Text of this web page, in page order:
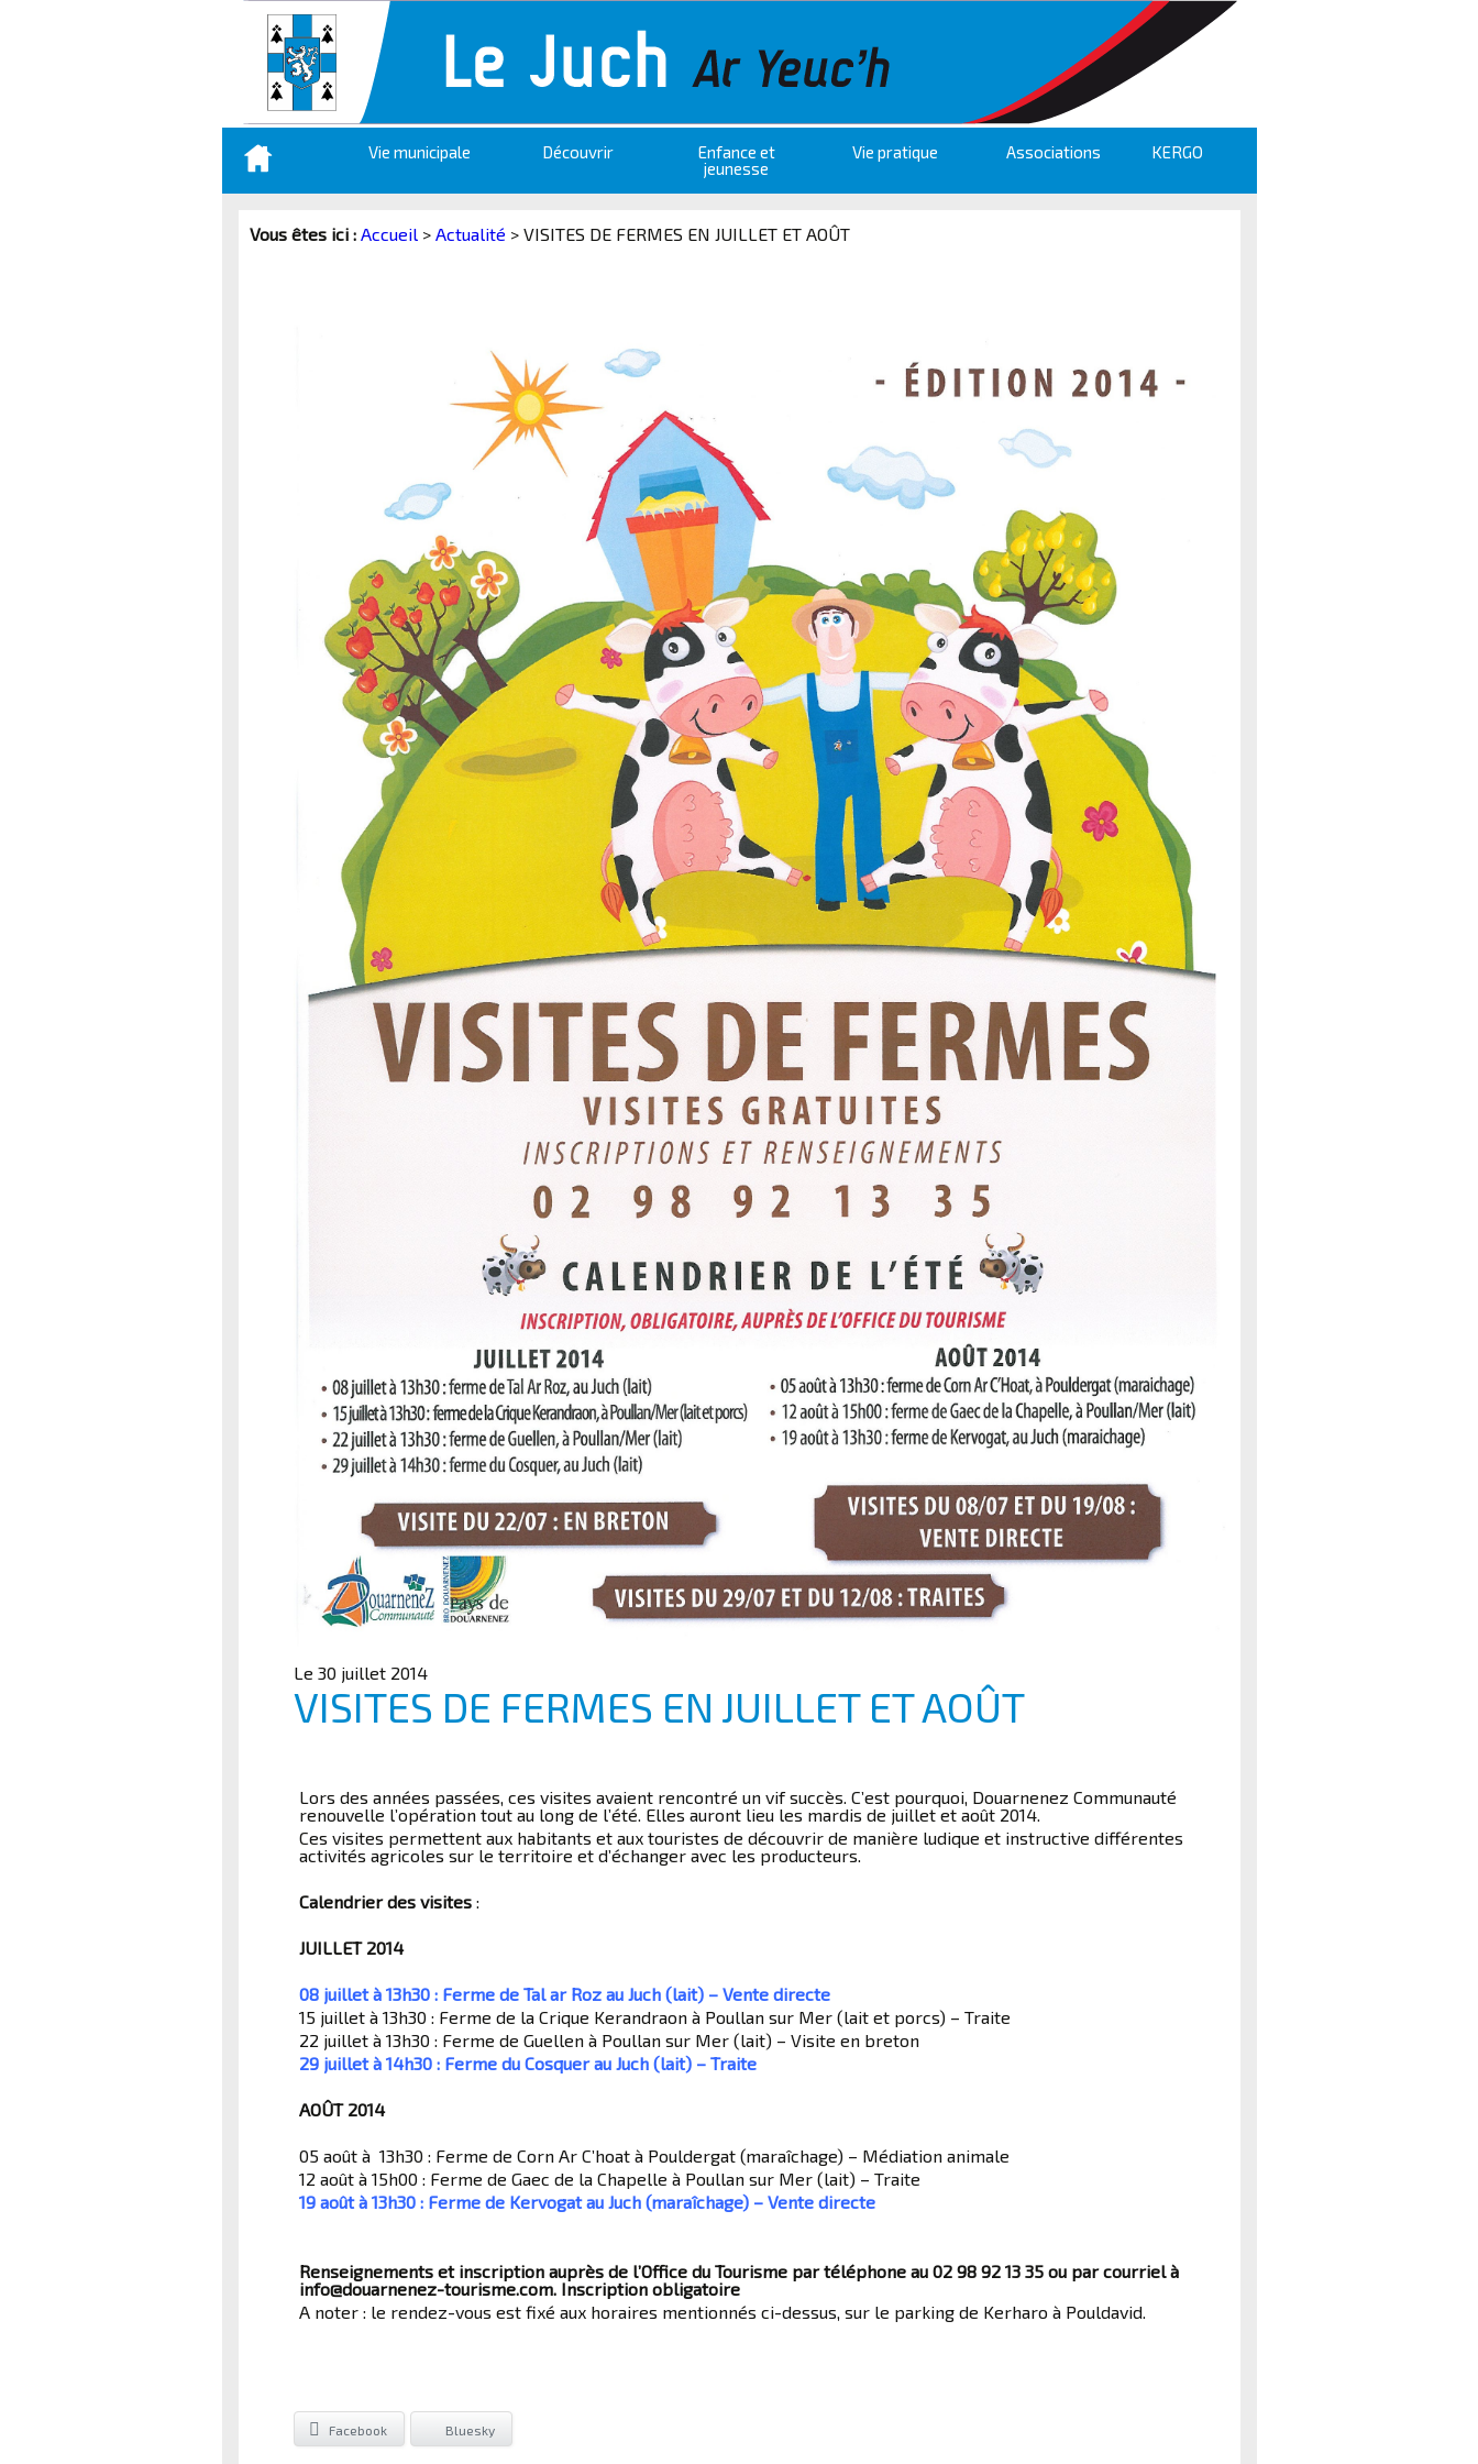
Aller
contenu
Vie municipale Découvrir
Enfance et
jeunesse
Vie pratique Associations KERGO
Vous êtes ici : Accueil> Actualité > VISITES DE FERMES EN JUILLET ET AOÛT
Le 30 juillet 2014
VISITES DE FERMES EN JUILLET ET AOÛT
Lors des années passées, ces visites avaient rencontré un vif succès. C’est pourquoi, Douarnenez Communauté
renouvelle l’opération tout au long de l’été. Elles auront lieu les mardis de juillet et août 2014.
Ces visites permettent aux habitants et aux touristes de découvrir de manière ludique et instructive différentes
activités agricoles sur le territoire et d’échanger avec les producteurs.
Calendrier des visites:
JUILLET 2014
08 juillet à 13h30 : Ferme de Tal ar Roz au Juch (lait) – Vente directe
15 juillet à 13h30 : Ferme de la Crique Kerandraon à Poullan sur Mer (lait et porcs) – Traite
22 juillet à 13h30 : Ferme de Guellen à Poullan sur Mer (lait) – Visite en breton
29 juillet à 14h30 : Ferme du Cosquer au Juch (lait) – Traite
AOÛT 2014
05 août à 13h30 : Ferme de Corn Ar C’hoat à Pouldergat (maraîchage) – Médiation animale
12 août à 15h00 : Ferme de Gaec de la Chapelle à Poullan sur Mer (lait) – Traite
19 août à 13h30 : Ferme de Kervogat au Juch (maraîchage) – Vente directe
Renseignements et inscription auprès de l’Office du Tourisme par téléphone au 02 98 92 13 35 ou par courriel à
info@douarnenez-tourisme.com. Inscription obligatoire
A noter : le rendez-vous est fixé aux horaires mentionnés ci-dessus, sur le parking de Kerharo à Pouldavid.
Facebook Bluesky